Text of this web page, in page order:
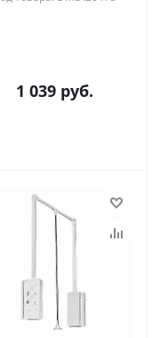
1 039 руб.